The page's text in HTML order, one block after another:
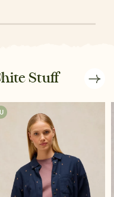
Stuff